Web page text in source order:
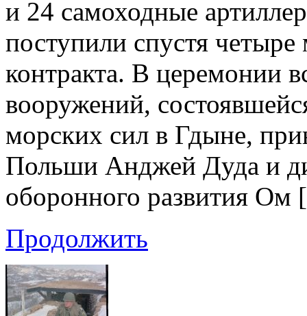
и 24 самоходные
поступили спустя
контракта. В церемонии
вооружений,
морских сил в Гдыне,
Польши Анджей Дуда и
оборонного развития
Продолжить